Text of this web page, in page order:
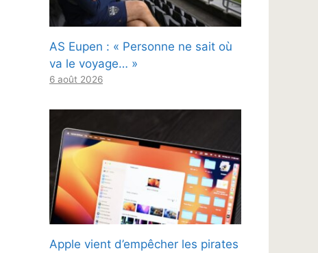
AS Eupen : « Personne ne sait où
va le voyage… »
6 août 2026
Apple vient d’empêcher les pirates